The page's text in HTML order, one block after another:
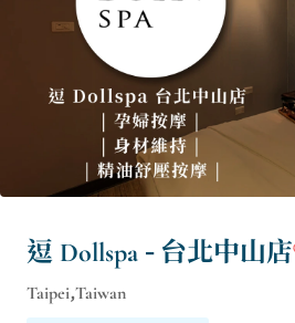
逗 Dollspa - 台北中山店
Taipei,Taiwan